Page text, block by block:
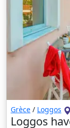
Grèce / Loggos
Loggos